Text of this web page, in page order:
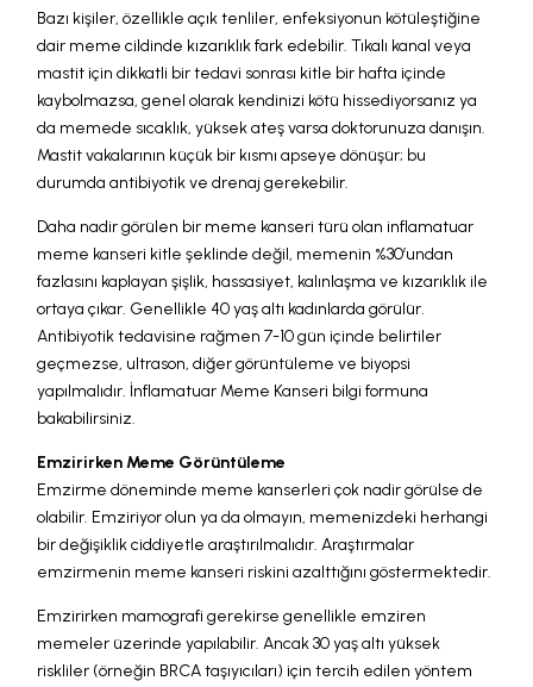
Bazı kişiler, özellikle açık tenliler, enfeksiyonun kötüleştiğine
dair meme cildinde kızarıklık fark edebilir. Tıkalı kanal veya
mastit için dikkatli bir tedavi sonrası kitle bir hafta içinde
kaybolmazsa, genel olarak kendinizi kötü hissediyorsanız ya
da memede sıcaklık, yüksek ateş varsa doktorunuza danışın.
Mastit vakalarının küçük bir kısmı apseye dönüşür; bu
durumda antibiyotik ve drenaj gerekebilir.
Daha nadir görülen bir meme kanseri türü olan inflamatuar
meme kanseri kitle şeklinde değil, memenin %30’undan
fazlasını kaplayan şişlik, hassasiyet, kalınlaşma ve kızarıklık ile
ortaya çıkar. Genellikle 40 yaş altı kadınlarda görülür.
Antibiyotik tedavisine rağmen 7-10 gün içinde belirtiler
geçmezse, ultrason, diğer görüntüleme ve biyopsi
yapılmalıdır. İnflamatuar Meme Kanseri bilgi formuna
bakabilirsiniz.
Emzirirken Meme Görüntüleme
Emzirme döneminde meme kanserleri çok nadir görülse de
olabilir. Emziriyor olun ya da olmayın, memenizdeki herhangi
bir değişiklik ciddiyetle araştırılmalıdır. Araştırmalar
emzirmenin meme kanseri riskini azalttığını göstermektedir.
Emzirirken mamografi gerekirse genellikle emziren
memeler üzerinde yapılabilir. Ancak 30 yaş altı yüksek
riskliler (örneğin BRCA taşıyıcıları) için tercih edilen yöntem